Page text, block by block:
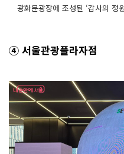
광화문광장에 조성된 ‘감사의
④ 서울관광플라자점